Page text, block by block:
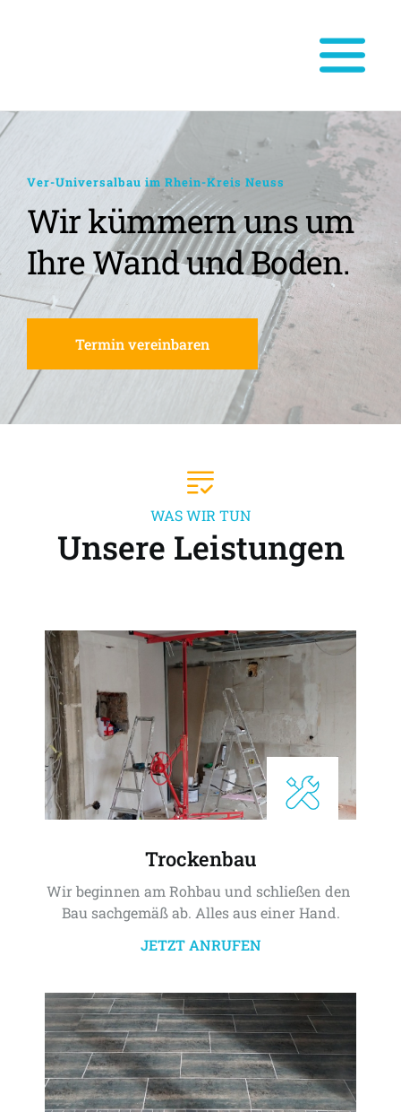
Ver-Universalbau im Rhein-Kreis Neuss
Wir kümmern uns um
Ihre Wand und Boden.
Termin vereinbaren
WAS WIR TUN
Unsere Leistungen
Trockenbau
Wir beginnen am Rohbau und schließen den
Bau sachgemäß ab. Alles aus einer Hand.
JETZT ANRUFEN